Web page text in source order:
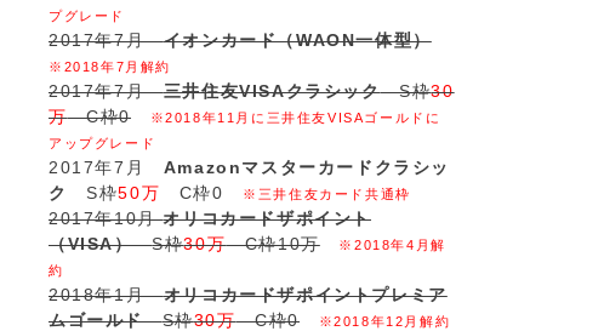
プグレード
2017年7月イオンカード（WAON一体型）
※2018年7月解約
2017年7月三井住友VISAクラシックS枠30
万C枠0
※2018年11月に三井住友VISAゴールドに
アップグレード
2017年7月 Amazonマスターカードクラシッ
ク
S枠50万 C枠0 ※三井住友カード共通枠
2017年10月オリコカードザポイント
（VISA）S枠30万C枠10万
※2018年4月解
約
2018年1月オリコカードザポイントプレミア
ムゴールドS枠30万C枠0 ※2018年12月解約